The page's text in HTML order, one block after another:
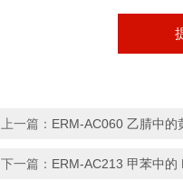
上一篇： ERM-AC060 乙腈中的
下一篇： ERM-AC213 甲苯中的